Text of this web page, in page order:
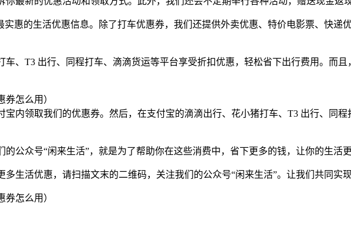
惠的生活优惠信息。除了打车优惠券，我们还提供外卖优惠、特价电影票、快递
车、T3 出行、同程打车、滴滴货运等平台享受折扣优惠，轻松省下出行费用。而
内领取我们的优惠券。然后，在支付宝的滴滴出行、花小猪打车、T3 出行、同
公众号“闲来生活”，就是为了帮助你在这些消费中，省下更多的钱，让你的生活更
生活优惠，请扫描文末的二维码，关注我们的公众号“闲来生活”。让我们共同实